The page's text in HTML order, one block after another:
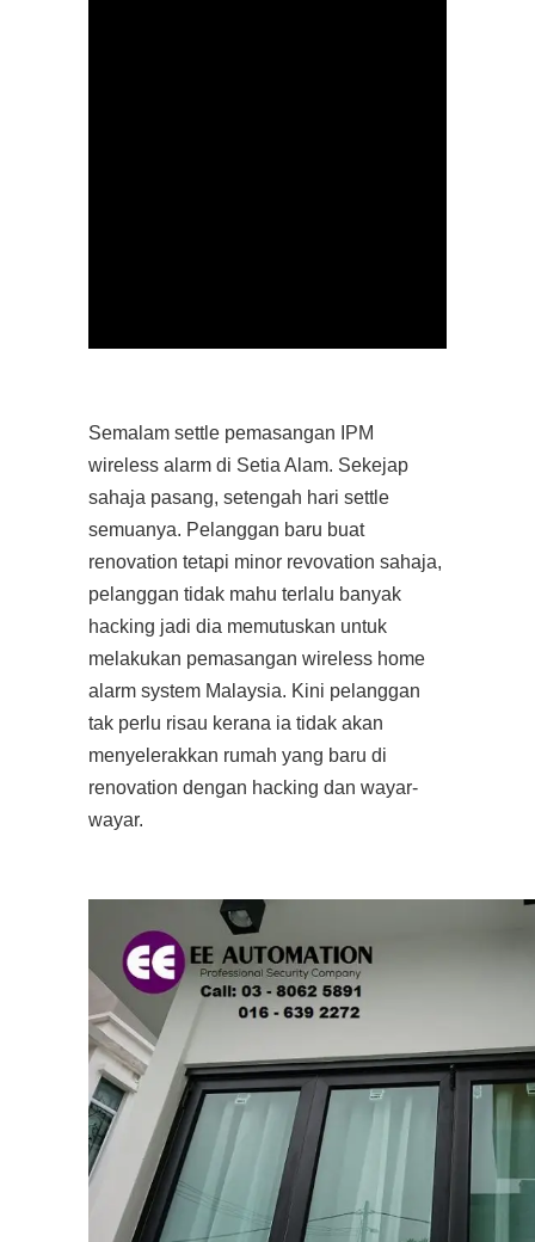
Semalam settle pemasangan IPM
wireless alarm di Setia Alam. Sekejap
sahaja pasang, setengah hari settle
semuanya. Pelanggan baru buat
renovation tetapi minor revovation sahaja,
pelanggan tidak mahu terlalu banyak
hacking jadi dia memutuskan untuk
melakukan pemasangan wireless home
alarm system Malaysia. Kini pelanggan
tak perlu risau kerana ia tidak akan
menyelerakkan rumah yang baru di
renovation dengan hacking dan wayar-
wayar.